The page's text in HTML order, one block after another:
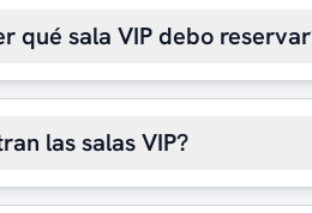
qué sala VIP debo
las salas VIP?